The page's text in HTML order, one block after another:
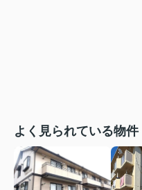
よく見られている物件